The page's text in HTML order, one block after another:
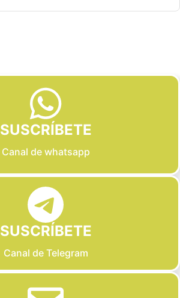
SUSCRÍBETE
Canal de whatsapp
SUSCRÍBETE
Canal de Telegram